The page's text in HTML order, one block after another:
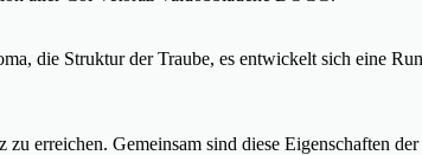
die Struktur der Traube, es entwickelt sich eine
erreichen. Gemeinsam sind diese Eigenschaften der